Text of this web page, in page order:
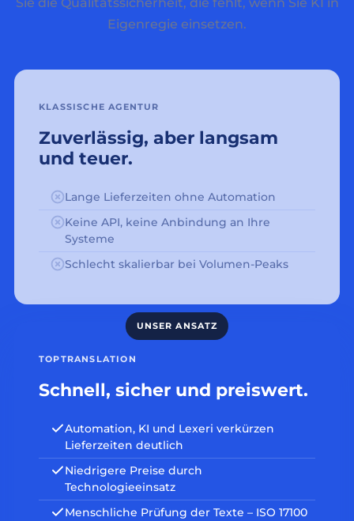
Eigenregie einsetzen.
KLASSISCHE AGENTUR
Zuverlässig, aber langsam
und teuer.
Lange Lieferzeiten ohne Automation
Keine API, keine Anbindung an Ihre
Systeme
Schlecht skalierbar bei Volumen-Peaks
TOPTRANSLATION
Schnell, sicher und preiswert.
Automation, KI und Lexeri verkürzen
Lieferzeiten deutlich
Niedrigere Preise durch
Technologieeinsatz
Menschliche Prüfung der Texte – ISO 17100